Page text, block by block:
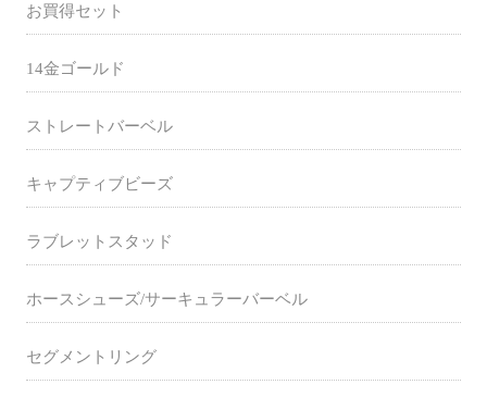
お買得セット
14金ゴールド
ストレートバーベル
キャプティブビーズ
ラブレットスタッド
ホースシューズ/サーキュラーバーベル
セグメントリング